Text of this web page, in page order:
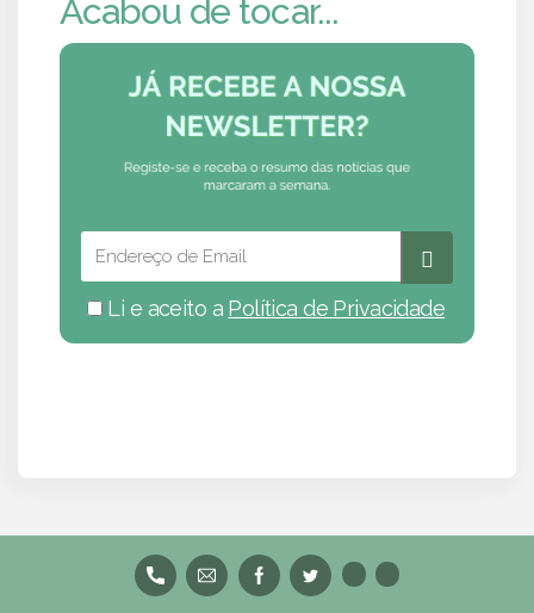
Acabou de tocar...
Li e aceito a Política de Privacidade